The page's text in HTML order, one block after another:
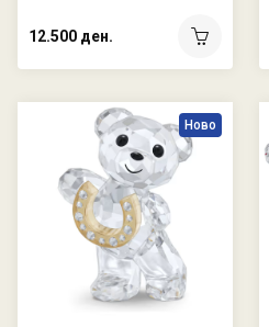
12.500 ден.
Ново